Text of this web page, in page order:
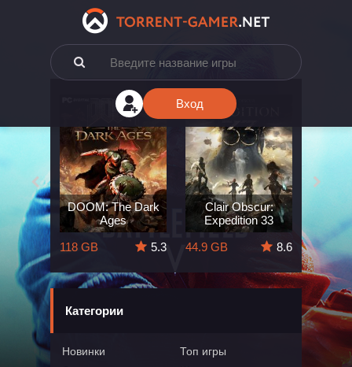
Вход
The
5.7
DOOM: The Dark
Ages
118 GB
5.3
Clair Obscur:
Expedition 33
44.9 GB
8.6
164 GB
Категории
Новинки
Топ игры